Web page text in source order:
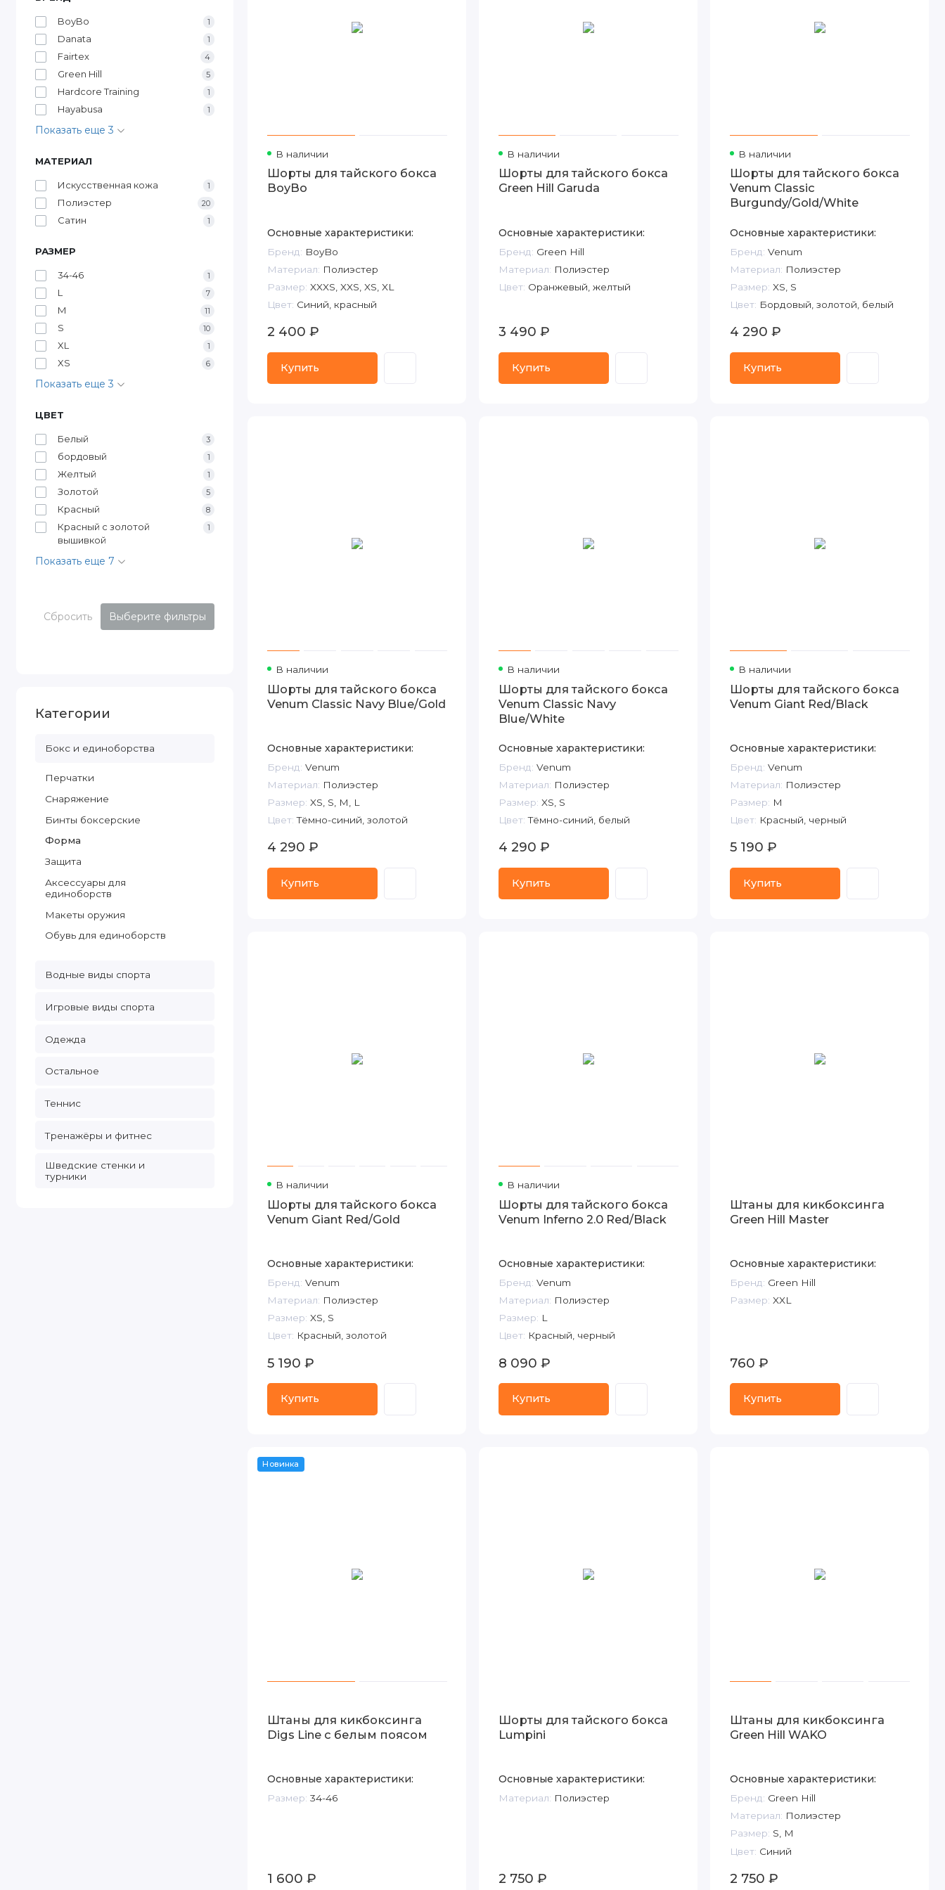
BoyBo 1
Danata 1
Fairtex 4
Green Hill 5
Hardcore Training 1
Hayabusa 1
Показать еще 3
МАТЕРИАЛ
Искусственная кожа 1
Полиэстер 20
Сатин 1
РАЗМЕР
34-46 1
L 7
M 11
S 10
XL 1
XS 6
Показать еще 3
ЦВЕТ
Белый 3
бордовый 1
Желтый 1
Золотой 5
Красный 8
Красный с золотой
вышивкой
1
Показать еще 7
Сбросить Выберите фильтры
Категории
Бокс и единоборства
Перчатки
Снаряжение
Бинты боксерские
Форма
Защита
Аксессуары для
единоборств
Макеты оружия
Обувь для единоборств
Водные виды спорта
Игровые виды спорта
Одежда
Остальное
Теннис
Тренажёры и фитнес
Шведские стенки и
турники
В наличии
Шорты для тайского бокса
BoyBo
Основные характеристики:
Бренд: BoyBo
Материал: Полиэстер
Размер: XXXS, XXS, XS, XL
Цвет: Синий, красный
2 400 ₽
Купить
В наличии
Шорты для тайского бокса
Green Hill Garuda
Основные характеристики:
Бренд: Green Hill
Материал: Полиэстер
Цвет: Оранжевый, желтый
3 490 ₽
Купить
В наличии
Шорты для тайского бокса
Venum Classic
Burgundy/Gold/White
Основные характеристики:
Бренд: Venum
Материал: Полиэстер
Размер: XS, S
Цвет: Бордовый, золотой, белый
4 290 ₽
Купить
В наличии
Шорты для тайского бокса
Venum Classic Navy Blue/Gold
Основные характеристики:
Бренд: Venum
Материал: Полиэстер
Размер: XS, S, M, L
Цвет: Тёмно-синий, золотой
4 290 ₽
Купить
В наличии
Шорты для тайского бокса
Venum Classic Navy
Blue/White
Основные характеристики:
Бренд: Venum
Материал: Полиэстер
Размер: XS, S
Цвет: Тёмно-синий, белый
4 290 ₽
Купить
В наличии
Шорты для тайского бокса
Venum Giant Red/Black
Основные характеристики:
Бренд: Venum
Материал: Полиэстер
Размер: M
Цвет: Красный, черный
5 190 ₽
Купить
В наличии
Шорты для тайского бокса
Venum Giant Red/Gold
Основные характеристики:
Бренд: Venum
Материал: Полиэстер
Размер: XS, S
Цвет: Красный, золотой
5 190 ₽
Купить
В наличии
Шорты для тайского бокса
Venum Inferno 2.0 Red/Black
Основные характеристики:
Бренд: Venum
Материал: Полиэстер
Размер: L
Цвет: Красный, черный
8 090 ₽
Купить
Штаны для кикбоксинга
Green Hill Master
Основные характеристики:
Бренд: Green Hill
Размер: XXL
760 ₽
Купить
Новинка
Штаны для кикбоксинга
Digs Line с белым поясом
Основные характеристики:
Размер: 34-46
1 600 ₽
Шорты для тайского бокса
Lumpini
Основные характеристики:
Материал: Полиэстер
2 750 ₽
Штаны для кикбоксинга
Green Hill WAKO
Основные характеристики:
Бренд: Green Hill
Материал: Полиэстер
Размер: S, M
Цвет: Синий
2 750 ₽